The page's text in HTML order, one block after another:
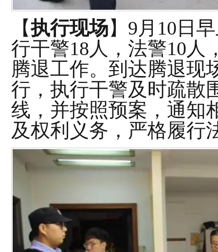
【执行现场】9月10日 早
行干警18人， 法警10人
腾退工作。 到达腾退现
行，执行干警及时疏散
线，并按照预案， 通知
及权利义务，严格履行